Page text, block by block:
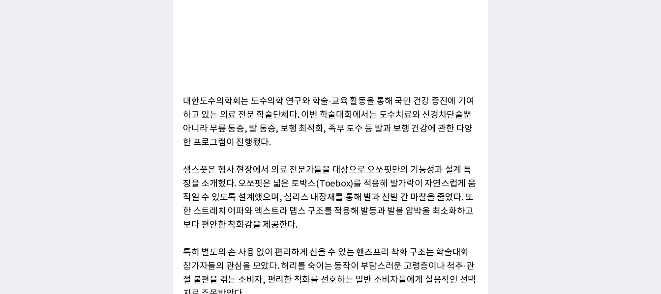
대한도수의학회는 도수의학 연구와 학술·교육 활동을 통해 국민 건강 증진에 기여
하고 있는 의료 전문 학술단체다. 이번 학술대회에서는 도수치료와 신경차단술뿐
아니라 무릎 통증, 발 통증, 보행 최적화, 족부 도수 등 발과 보행 건강에 관한 다양
한 프로그램이 진행됐다.
샘스풋은 행사 현장에서 의료 전문가들을 대상으로 오쏘핏만의 기능성과 설계 특
징을 소개했다. 오쏘핏은 넓은 토박스(Toebox)를 적용해 발가락이 자연스럽게 움
직일 수 있도록 설계했으며, 심리스 내장재를 통해 발과 신발 간 마찰을 줄였다. 또
한 스트레치 어퍼와 엑스트라 뎁스 구조를 적용해 발등과 발볼 압박을 최소화하고
보다 편안한 착화감을 제공한다.
특히 별도의 손 사용 없이 편리하게 신을 수 있는 핸즈프리 착화 구조는 학술대회
참가자들의 관심을 모았다. 허리를 숙이는 동작이 부담스러운 고령층이나 척추·관
절 불편을 겪는 소비자, 편리한 착화를 선호하는 일반 소비자들에게 실용적인 선택